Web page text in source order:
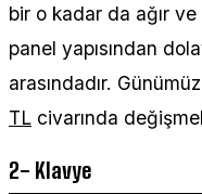
bir o kadar da ağır
panel yapısından
arasındadır.
TL civarında
2- Klavye